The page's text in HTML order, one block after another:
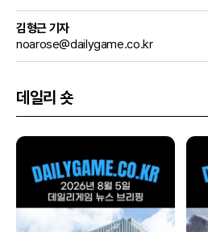
김형근 기자
noarose@dailygame.co.kr
데일리 숏